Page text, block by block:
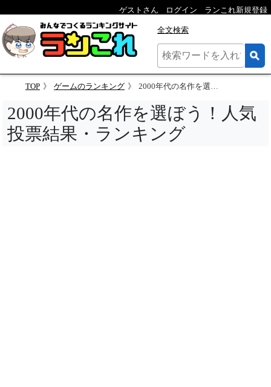
ゲストさん ログイン ランこれ新規登録
全文検索
TOP ゲームのランキング 2000年代の名作を選ぼう！人気投票結果・ランキング
2000年代の名作を選ぼう！人気
投票結果・ランキング